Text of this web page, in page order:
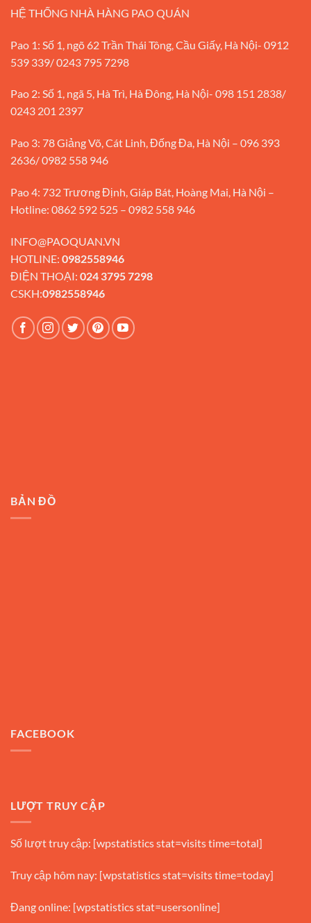
HỆ THỐNG NHÀ HÀNG PAO QUÁN
Pao 1: Số 1, ngõ 62 Trần Thái Tông, Cầu Giấy, Hà Nội- 0912
539 339/ 0243 795 7298
Pao 2: Số 1, ngã 5, Hà Trì, Hà Đông, Hà Nội- 098 151 2838/
0243 201 2397
Pao 3: 78 Giảng Võ, Cát Linh, Đống Đa, Hà Nội – 096 393
2636/ 0982 558 946
Pao 4: 732 Trương Định, Giáp Bát, Hoàng Mai, Hà Nội –
Hotline: 0862 592 525 – 0982 558 946
INFO@PAOQUAN.VN
HOTLINE: 0982558946
ĐIỆN THOẠI: 024 3795 7298
CSKH:0982558946
BẢN ĐỒ
FACEBOOK
LƯỢT TRUY CẬP
Số lượt truy cập: [wpstatistics stat=visits time=total]
Truy cập hôm nay: [wpstatistics stat=visits time=today]
Đang online: [wpstatistics stat=usersonline]